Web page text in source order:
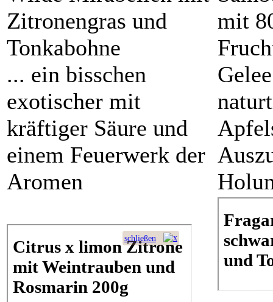
Zitronengras und
Tonkabohne
... ein bisschen
exotischer mit
kräftiger Säure und
einem Feuerwerk der
Aromen
mit